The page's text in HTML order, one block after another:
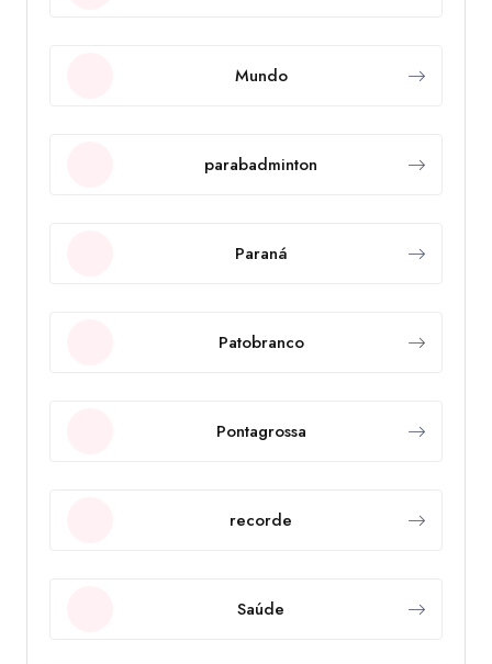
Mundo
parabadminton
Paraná
Patobranco
Pontagrossa
recorde
Saúde